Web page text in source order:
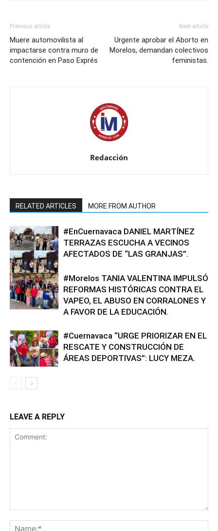
Previous article
Muere automovilista al
impactarse contra muro de
contención en Paso Exprés
Next article
Urgente aprobar el Aborto en
Morelos, demandan colectivos
feministas.
Redacción
RELATED ARTICLES MORE FROM AUTHOR
#EnCuernavaca DANIEL MARTÍNEZ
TERRAZAS ESCUCHA A VECINOS
AFECTADOS DE “LAS GRANJAS”.
#Morelos TANIA VALENTINA IMPULSÓ
REFORMAS HISTÓRICAS CONTRA EL
VAPEO, EL ABUSO EN CORRALONES Y
A FAVOR DE LA EDUCACIÓN.
#Cuernavaca “URGE PRIORIZAR EN EL
RESCATE Y CONSTRUCCIÓN DE
ÁREAS DEPORTIVAS”: LUCY MEZA.
LEAVE A REPLY